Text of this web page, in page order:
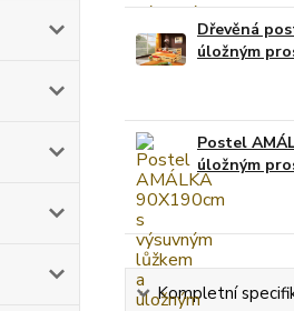
Dřevěná
úložným
Postel
úložným
Kompletní